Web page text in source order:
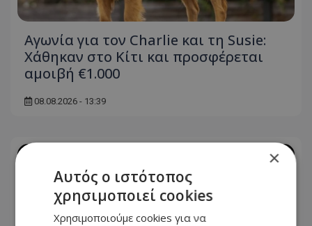
Αγωνία για τον Charlie και τη Susie:
Χάθηκαν στο Κίτι και προσφέρεται
αμοιβή €1.000
08.08.2026 - 13:39
×
Αυτός ο ιστότοπος
χρησιμοποιεί cookies
Χρησιμοποιούμε cookies για να